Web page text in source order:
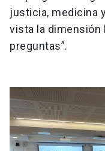
justicia, medicina
vista la dimensión
preguntas”.